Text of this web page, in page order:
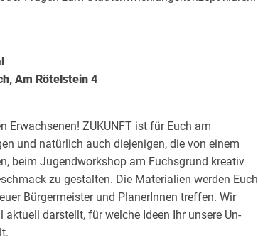
Am Rötelstein 4
Erwachsenen! ZUKUNFT ist für Euch am
und natürlich auch diejenigen, die von einem
beim Jugendworkshop am Fuchsgrund kreativ
zu gestalten. Die Materialien werden Euch
Bürgermeister und PlanerInnen treffen. Wir
darstellt, für welche Ideen Ihr unsere Un-